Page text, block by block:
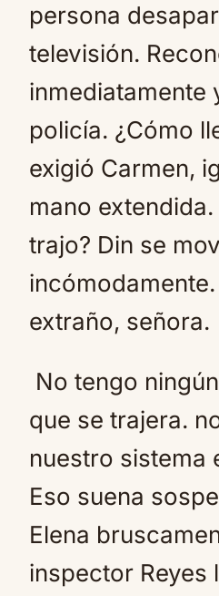
persona
televisión.
inmediatamente
policía. ¿Cómo
exigió Carmen,
mano extendida.
trajo? Din se
extraño, señora.
No tengo
que se trajera.
nuestro sistema
Eso suena
Elena
inspector Reyes